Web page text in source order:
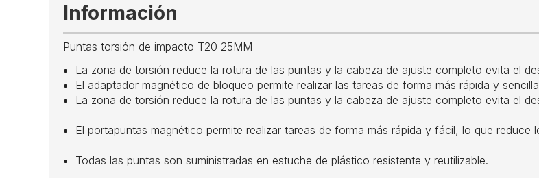
Información
Puntas torsión de impacto T20 25MM
La zona de torsión reduce la rotura de las puntas y la cabeza de ajuste completo evita el
El adaptador magnético de bloqueo permite realizar las tareas de forma más rápida y
La zona de torsión reduce la rotura de las puntas y la cabeza de ajuste completo evita el
El portapuntas magnético permite realizar tareas de forma más rápida y fácil, lo que
Todas las puntas son suministradas en estuche de plástico resistente y reutilizable.